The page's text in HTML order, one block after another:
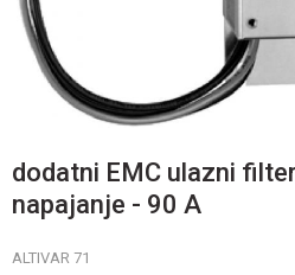
dodatni EMC ulazni
napajanje - 90 A
ALTIVAR 71